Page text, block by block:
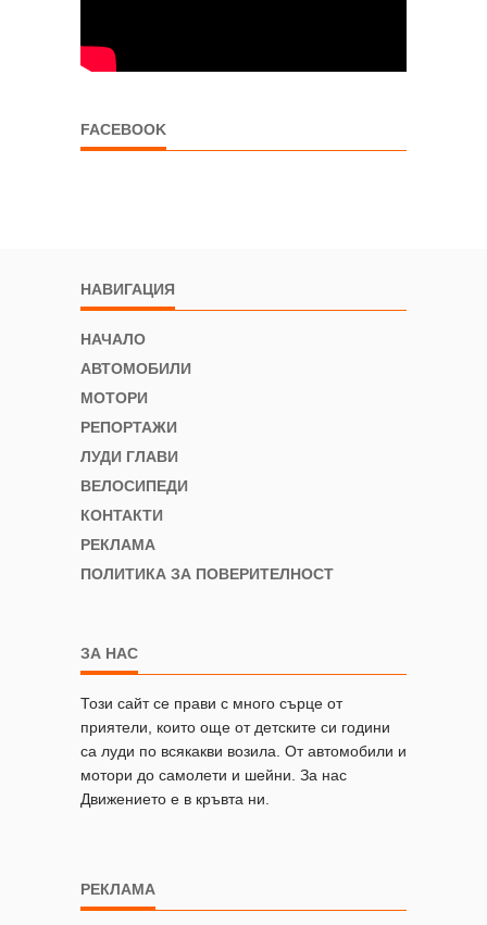
FACEBOOK
НАВИГАЦИЯ
НАЧАЛО
АВТОМОБИЛИ
МОТОРИ
РЕПОРТАЖИ
ЛУДИ ГЛАВИ
ВЕЛОСИПЕДИ
КОНТАКТИ
РЕКЛАМА
ПОЛИТИКА ЗА ПОВЕРИТЕЛНОСТ
ЗА НАС
Този сайт се прави с много сърце от
приятели, които още от детските си години
са луди по всякакви возила. От автомобили и
мотори до самолети и шейни. За нас
Движението е в кръвта ни.
РЕКЛАМА